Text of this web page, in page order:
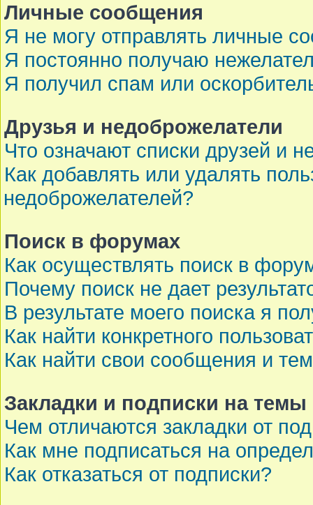
Личные сообщения
Я не могу отправлять личные
Я постоянно получаю
Я получил спам или
Друзья и недоброжелатели
Что означают списки друзей и
Как добавлять или удалять
недоброжелателей?
Поиск в форумах
Как осуществлять поиск в
Почему поиск не дает
В результате моего поиска я
Как найти конкретного
Как найти свои сообщения и
Закладки и подписки на темы
Чем отличаются закладки от
Как мне подписаться на
Как отказаться от подписки?